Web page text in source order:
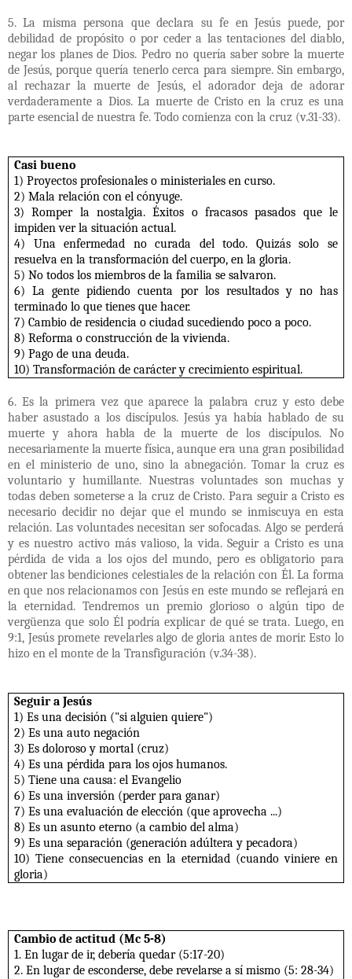
5. La misma persona que declara su fe en Jesús puede, por
debilidad de propósito o por ceder a las tentaciones del diablo,
negar los planes de Dios. Pedro no quería saber sobre la muerte
de Jesús, porque quería tenerlo cerca para siempre. Sin embargo,
al rechazar la muerte de Jesús, el adorador deja de adorar
verdaderamente a Dios. La muerte de Cristo en la cruz es una
parte esencial de nuestra fe. Todo comienza con la cruz (v.31-33).
Casi bueno
1) Proyectos profesionales o ministeriales en curso.
2) Mala relación con el cónyuge.
3) Romper la nostalgia. Éxitos o fracasos pasados ​​que le
impiden ver la situación actual.
4) Una enfermedad no curada del todo. Quizás solo se
resuelva en la transformación del cuerpo, en la gloria.
5) No todos los miembros de la familia se salvaron.
6) La gente pidiendo cuenta por los resultados y no has
terminado lo que tienes que hacer.
7) Cambio de residencia o ciudad sucediendo poco a poco.
8) Reforma o construcción de la vivienda.
9) Pago de una deuda.
10) Transformación de carácter y crecimiento espiritual.
6. Es la primera vez que aparece la palabra cruz y esto debe
haber asustado a los discípulos. Jesús ya había hablado de su
muerte y ahora habla de la muerte de los discípulos. No
necesariamente la muerte física, aunque era una gran posibilidad
en el ministerio de uno, sino la abnegación. Tomar la cruz es
voluntario y humillante. Nuestras voluntades son muchas y
todas deben someterse a la cruz de Cristo. Para seguir a Cristo es
necesario decidir no dejar que el mundo se inmiscuya en esta
relación. Las voluntades necesitan ser sofocadas. Algo se perderá
y es nuestro activo más valioso, la vida. Seguir a Cristo es una
pérdida de vida a los ojos del mundo, pero es obligatorio para
obtener las bendiciones celestiales de la relación con Él. La forma
en que nos relacionamos con Jesús en este mundo se reflejará en
la eternidad. Tendremos un premio glorioso o algún tipo de
vergüenza que solo Él podría explicar de qué se trata. Luego, en
9:1, Jesús promete revelarles algo de gloria antes de morir. Esto lo
hizo en el monte de la Transfiguración (v.34-38).
Seguir a Jesús
1) Es una decisión ("si alguien quiere")
2) Es una auto negación
3) Es doloroso y mortal (cruz)
4) Es una pérdida para los ojos humanos.
5) Tiene una causa: el Evangelio
6) Es una inversión (perder para ganar)
7) Es una evaluación de elección (que aprovecha ...)
8) Es un asunto eterno (a cambio del alma)
9) Es una separación (generación adúltera y pecadora)
10) Tiene consecuencias en la eternidad (cuando viniere en
gloria)
Cambio de actitud (Mc 5-8)
1. En lugar de ir, debería quedar (5:17-20)
2. En lugar de esconderse, debe revelarse a sí mismo (5: 28-34)